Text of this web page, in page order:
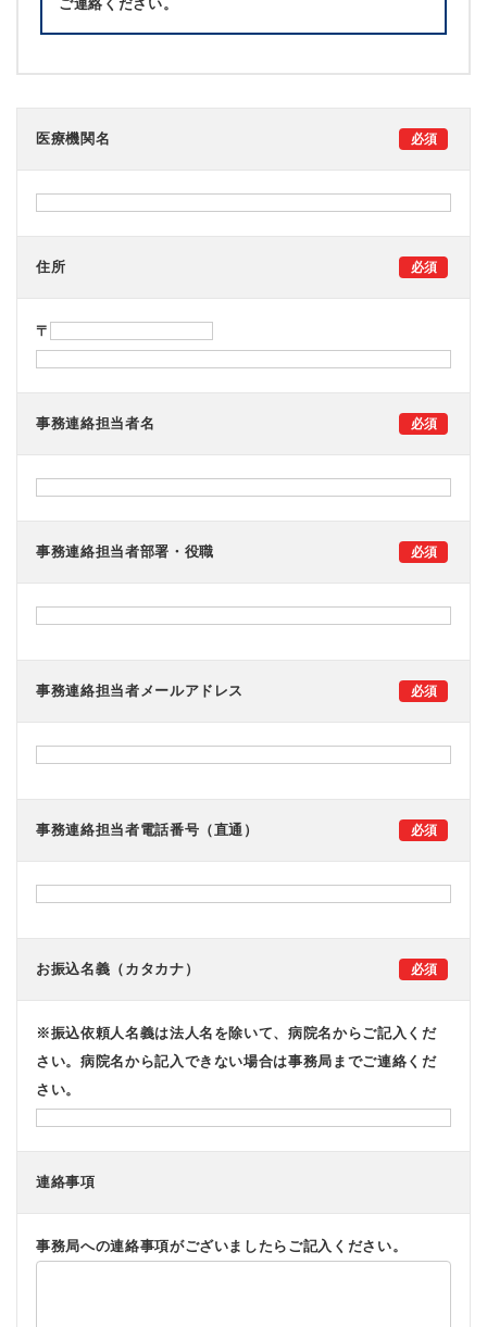
ご連絡ください。
医療機関名
住所
〒
事務連絡担当者名
事務連絡担当者部署・役職
事務連絡担当者メールアドレス
事務連絡担当者電話番号（直通）
お振込名義（カタカナ）
※振込依頼人名義は法人名を除いて、病院名からご記入くだ
さい。病院名から記入できない場合は事務局までご連絡くだ
さい。
連絡事項
事務局への連絡事項がございましたらご記入ください。